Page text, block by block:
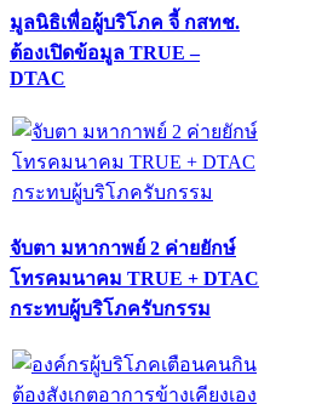
มูลนิธิเพื่อผู้บริโภค จี้ กสทช.
ต้องเปิดข้อมูล TRUE –
DTAC
จับตา มหากาพย์ 2 ค่ายยักษ์
โทรคมนาคม TRUE + DTAC
กระทบผู้บริโภครับกรรม